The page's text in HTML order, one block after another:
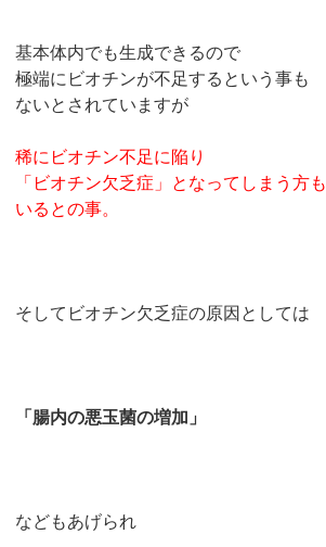
基本体内でも生成できるので
極端にビオチンが不足するという事も
ないとされていますが
稀にビオチン不足に陥り
「ビオチン欠乏症」となってしまう方も
いるとの事。
そしてビオチン欠乏症の原因としては
「腸内の悪玉菌の増加」
などもあげられ